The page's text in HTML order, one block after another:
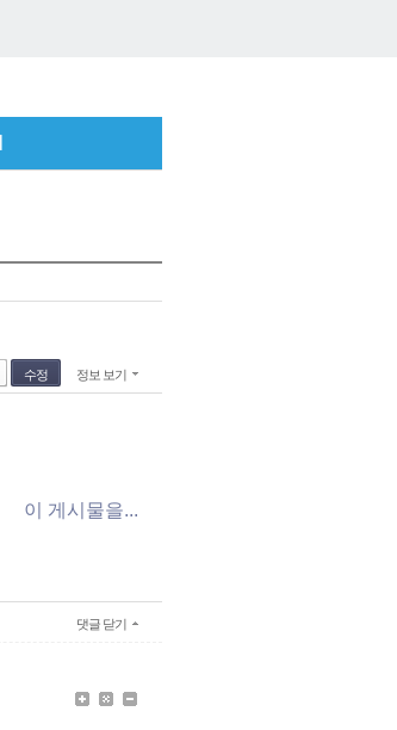
수정 정보 보기
이 게시물을...
댓글 닫기